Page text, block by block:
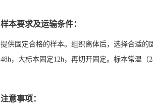
样本要求及运输条件：
提供固定合格的样本。组织离体后，选择合适的
48h，大标本固定12h，再切开固定。标本常温
注意事项：